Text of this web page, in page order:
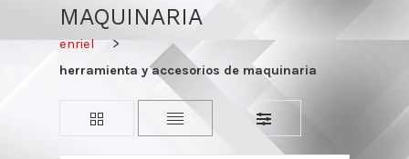
MAQUINARIA
enriel
herramienta y accesorios de maquinaria